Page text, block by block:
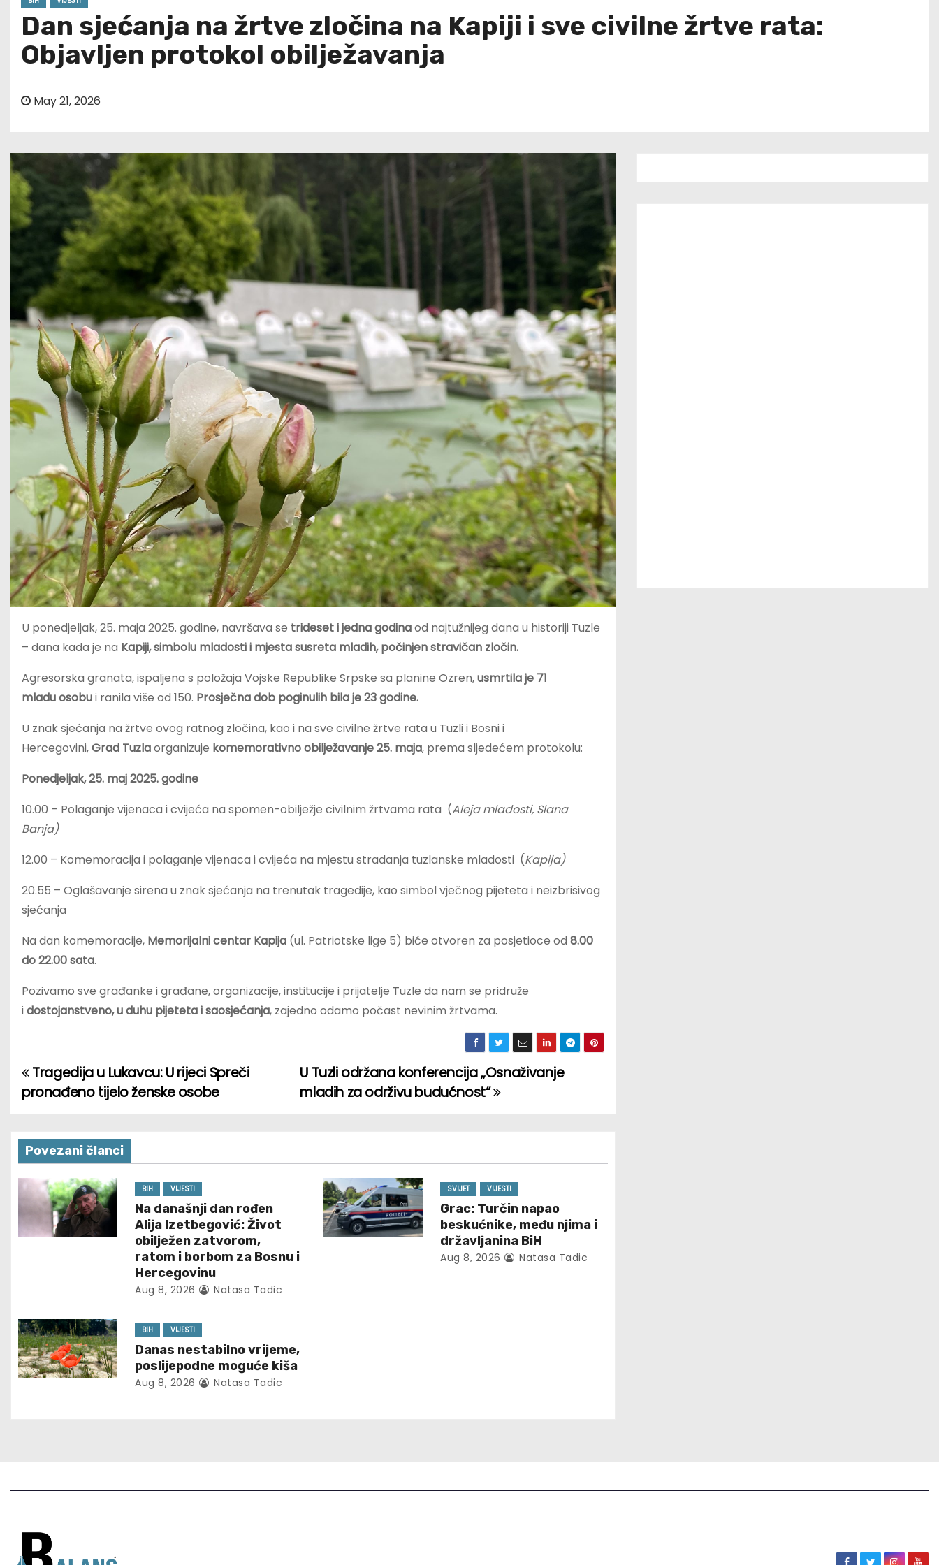
Dan sjećanja na žrtve zločina na Kapiji i sve civilne žrtve rata:
Objavljen protokol obilježavanja
May 21, 2026
U ponedjeljak, 25. maja 2025. godine, navršava se trideset i jedna godinaod najtužnijeg dana u historiji Tuzle
– dana kada je na Kapiji, simbolu mladosti i mjesta susreta mladih, počinjen stravičan zločin.
Agresorska granata, ispaljena s položaja Vojske Republike Srpske sa planine Ozren,usmrtila je 71
mladuosobui ranila više od 150. Prosječna dob poginulih bila je 23 godine.
U znak sjećanja na žrtve ovog ratnog zločina, kao i na sve civilne žrtve rata u Tuzli i Bosni i
Hercegovini,Grad Tuzlaorganizuje komemorativno obilježavanje 25. maja, prema sljedećem protokolu:
Ponedjeljak, 25. maj 2025. godine
10.00 – Polaganje vijenaca i cvijeća na spomen-obilježje civilnim žrtvama rata (Aleja mladosti, Slana
Banja)
12.00 – Komemoracija i polaganje vijenaca i cvijeća na mjestu stradanja tuzlanske mladosti (Kapija)
20.55 – Oglašavanje sirena u znak sjećanja na trenutak tragedije, kao simbol vječnog pijeteta i neizbrisivog
sjećanja
Na dan komemoracije, Memorijalni centar Kapija (ul. Patriotske lige 5) biće otvoren za posjetioce od 8.00
do 22.00 sata.
Pozivamo sve građanke i građane, organizacije, institucije i prijatelje Tuzle da nam se pridruže
idostojanstveno, u duhu pijeteta i saosjećanja, zajedno odamo počast nevinim žrtvama.
P
o
s
t
n
a
g
a
t
U Tuzli održana konferencija „Osnaživanje
mladih za održivu budućnost“
Tragedija u Lukavcu: U rijeci Spreči
pronađeno tijelo ženske osobe
Povezani članci
BIH VIJESTI
Na današnji dan rođen
Alija Izetbegović: Život
obilježen zatvorom,
ratom i borbom za Bosnu i
Hercegovinu
Aug 8, 2026 Natasa Tadic
SVIJET VIJESTI
Grac: Turčin napao
beskućnike, među njima i
državljanina BiH
Aug 8, 2026 Natasa Tadic
BIH VIJESTI
Danas nestabilno vrijeme,
poslijepodne moguće kiša
Aug 8, 2026 Natasa Tadic